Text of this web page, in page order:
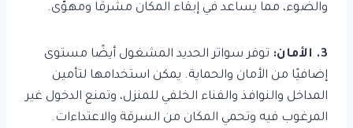
والضوء، مما يساعد في إبقاء المكان مشرقًا ومهوَّى.
3. الأمان:
توفر سواتر الحديد المشغول أيضًا مستوى
إضافيًا من الأمان والحماية. يمكن استخدامها لتأمين
المداخل والنوافذ والفناء الخلفي للمنزل، وتمنع الدخول غير
المرغوب فيه وتحمي المكان من السرقة والاعتداءات.